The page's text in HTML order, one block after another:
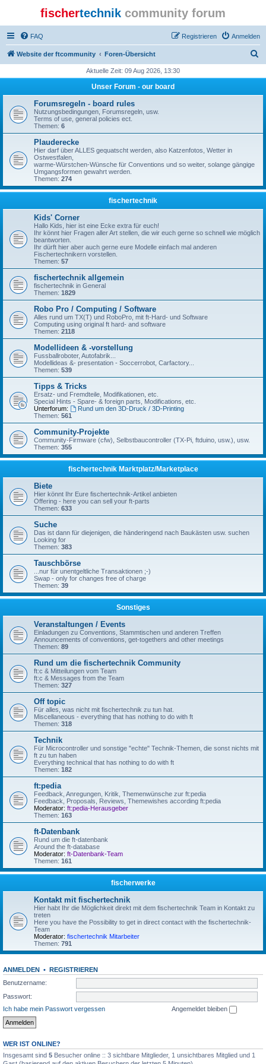
fischertechnik community forum
FAQ Anmelden
Registrieren
Website der ftcommunity Foren-Übersicht
h
Aktuelle Zeit: 09 Aug 2026, 13:30
Unser Forum - our board
Forumsregeln - board rules
Nutzungsbedingungen, Forumsregeln, usw.
Terms of use, general policies ect.
Themen: 6
Plauderecke
Hier darf über ALLES gequatscht werden, also Katzenfotos, Wetter in
Ostwestfalen,
warme-Würstchen-Wünsche für Conventions und so weiter, solange gängige
Umgangsformen gewahrt werden.
Themen: 274
fischertechnik
Kids' Corner
Hallo Kids, hier ist eine Ecke extra für euch!
Ihr könnt hier Fragen aller Art stellen, die wir euch gerne so schnell wie möglich
beantworten.
Ihr dürft hier aber auch gerne eure Modelle einfach mal anderen
Fischertechnikern vorstellen.
Themen: 57
fischertechnik allgemein
fischertechnik in General
Themen: 1829
Robo Pro / Computing / Software
Alles rund um TX(T) und RoboPro, mit ft-Hard- und Software
Computing using original ft hard- and software
Themen: 2118
Modellideen & -vorstellung
Fussballroboter, Autofabrik...
Modellideas &- presentation - Soccerrobot, Carfactory...
Themen: 539
Tipps & Tricks
Ersatz- und Fremdteile, Modifikationen, etc.
Special Hints - Spare- & foreign parts, Modifications, etc.
Unterforum:
Rund um den 3D-Druck / 3D-Printing
Themen: 561
Community-Projekte
Community-Firmware (cfw), Selbstbaucontroller (TX-Pi, ftduino, usw.), usw.
Themen: 355
fischertechnik Marktplatz/Marketplace
Biete
Hier könnt Ihr Eure fischertechnik-Artikel anbieten
Offering - here you can sell your ft-parts
Themen: 633
Suche
Das ist dann für diejenigen, die händeringend nach Baukästen usw. suchen
Looking for
Themen: 383
Tauschbörse
...nur für unentgeltliche Transaktionen ;-)
Swap - only for changes free of charge
Themen: 39
Sonstiges
Veranstaltungen / Events
Einladungen zu Conventions, Stammtischen und anderen Treffen
Announcements of conventions, get-togethers and other meetings
Themen: 89
Rund um die fischertechnik Community
ft:c & Mitteilungen vom Team
ft:c & Messages from the Team
Themen: 327
Off topic
Für alles, was nicht mit fischertechnik zu tun hat.
Miscellaneous - everything that has nothing to do with ft
Themen: 318
Technik
Für Microcontroller und sonstige "echte" Technik-Themen, die sonst nichts mit
ft zu tun haben
Everything technical that has nothing to do with ft
Themen: 182
ft:pedia
Feedback, Anregungen, Kritik, Themenwünsche zur ft:pedia
Feedback, Proposals, Reviews, Themewishes according ft:pedia
Moderator: ft:pedia-Herausgeber
Themen: 163
ft-Datenbank
Rund um die ft-datenbank
Around the ft-database
Moderator: ft-Datenbank-Team
Themen: 161
fischerwerke
Kontakt mit fischertechnik
Hier habt Ihr die Möglichkeit direkt mit dem fischertechnik Team in Kontakt zu
treten
Here you have the Possibility to get in direct contact with the fischertechnik-
Team
Moderator: fischertechnik Mitarbeiter
Themen: 791
ANMELDEN • REGISTRIEREN
Benutzername:
Passwort:
Ich habe mein Passwort vergessen
Angemeldet bleiben
WER IST ONLINE?
Insgesamt sind 5 Besucher online :: 3 sichtbare Mitglieder, 1 unsichtbares Mitglied und 1